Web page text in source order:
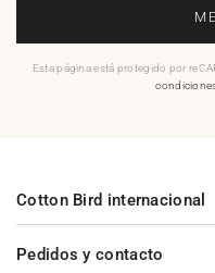
Esta página está protegido por
Pedidos y contacto
Cotton Bird internacional